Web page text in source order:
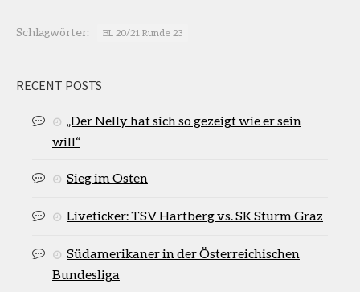
Schlagwörter: BL 20/21 Runde 23
RECENT POSTS
„Der Nelly hat sich so gezeigt wie er sein
will“
Sieg im Osten
Liveticker: TSV Hartberg vs. SK Sturm Graz
Südamerikaner in der Österreichischen
Bundesliga